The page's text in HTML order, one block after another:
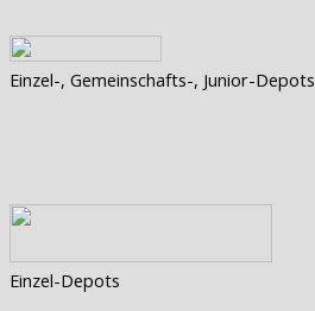
Einzel-, Gemeinschafts-, Junior-Depots
Einzel-Depots